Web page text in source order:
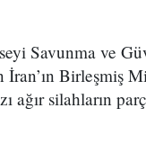
Savunma ve
İran’ın Birleşmiş
ağır silahların